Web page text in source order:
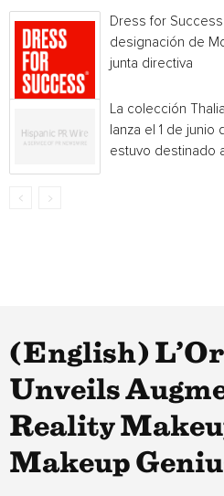
Dress for
designación de
junta directiva
La colección
lanza el 1 de
estuvo destinado
(English)
Unveils
Reality
Makeup